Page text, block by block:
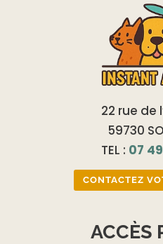
22 rue de
59730
TEL : 07
CONTACTEZ
ACCÈS